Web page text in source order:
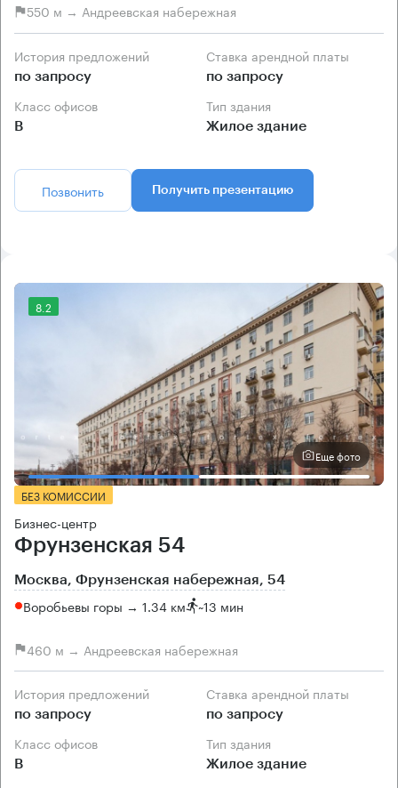
550 м → Андреевская набережная
История предложений
по запросу
Ставка арендной платы
по запросу
Класс офисов
B
Тип здания
Жилое здание
Позвонить Получить презентацию
8.2
Еще фото
БЕЗ КОМИССИИ
Бизнес-центр
Фрунзенская 54
Москва, Фрунзенская набережная, 54
Воробьевы горы → 1.34 км ~13 мин
460 м → Андреевская набережная
История предложений
по запросу
Ставка арендной платы
по запросу
Класс офисов
B
Тип здания
Жилое здание